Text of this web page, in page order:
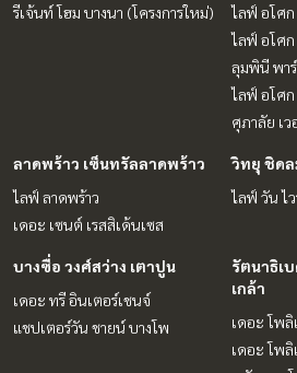
รีเจ้นท์ โฮม บางนา (โครงการใหม่)
ไลฟ์ อโศก
ไลฟ์ อโศก
ลุมพินี พา
ไลฟ์ อโศก
ศุภาลัย เว
ลาดพร้าว เซ็นทรัลลาดพร้าว
ไลฟ์ ลาดพร้าว
เดอะ เซนต์ เรสสิเด้นเซส
วิทยุ ชิด
ไลฟ์ วัน ไ
บางซื่อ วงศ์สว่าง เตาปูน
เดอะ ทรี อินเตอร์เชนจ์
แชปเตอร์วัน ชายน์ บางโพ
รัตนาธิเ
เกล้า
เดอะ โพ
เดอะ โพ